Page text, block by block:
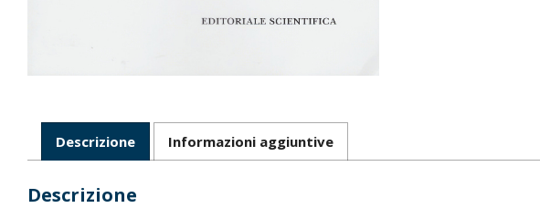
Descrizione Informazioni aggiuntive
Descrizione